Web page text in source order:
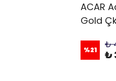
ACAR
Gold
%21 ₺
₺